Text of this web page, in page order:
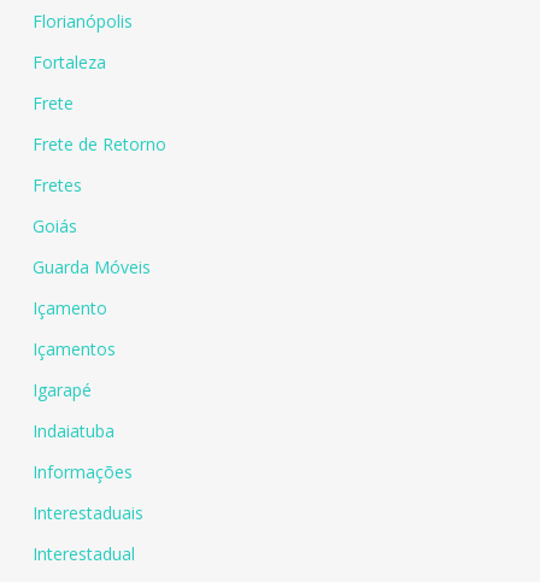
Florianópolis
Fortaleza
Frete
Frete de Retorno
Fretes
Goiás
Guarda Móveis
Içamento
Içamentos
Igarapé
Indaiatuba
Informações
Interestaduais
Interestadual